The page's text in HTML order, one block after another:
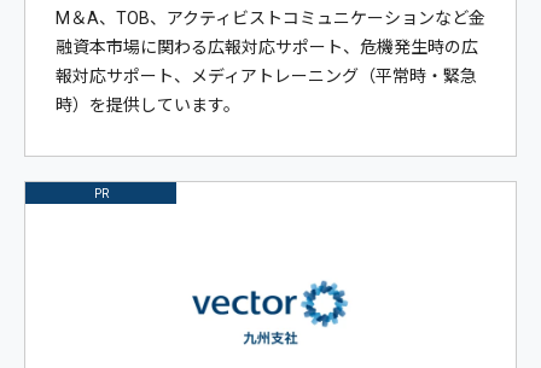
M＆A、TOB、アクティビストコミュニケーションなど金
融資本市場に関わる広報対応サポート、危機発生時の広
報対応サポート、メディアトレーニング（平常時・緊急
時）を提供しています。
PR